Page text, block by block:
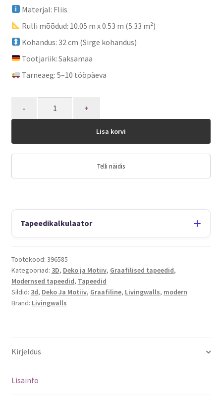
Materjal: Fliis
Rulli mõõdud: 10.05 m x 0.53 m (5.33 m²)
Kohandus: 32 cm (Sirge kohandus)
Tootjariik: Saksamaa
Tarneaeg: 5–10 tööpäeva
Lisa korvi
Telli näidis
Tapeedikalkulaator
Tootekood: 396585
Kategooriad: 3D, Deko ja Motiiv, Graafilised tapeedid,
Modernsed tapeedid, Tapeedid
Sildid: 3d, Deko Ja Motiiv, Graafiline, Livingwalls, modern
Brand: Livingwalls
Kirjeldus
Lisainfo